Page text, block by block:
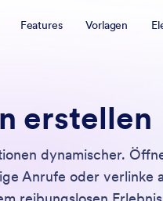
Features Vorlagen
erstellen
dynamischer.
Anrufe oder verlinke